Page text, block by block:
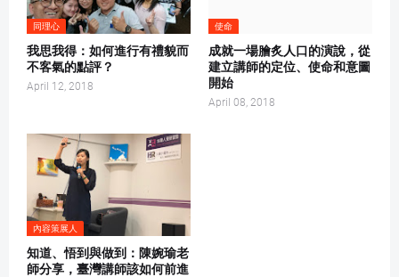
同理心
我思我得：如何進行有禮貌而
不客氣的點評？
April 12, 2018
使命
成就一場膾炙人口的演說，從
建立講師的定位、使命和意圖
開始
April 08, 2018
內容策展人
知道、悟到與做到：陳婉瑜老
師分享，臺灣講師該如何前進